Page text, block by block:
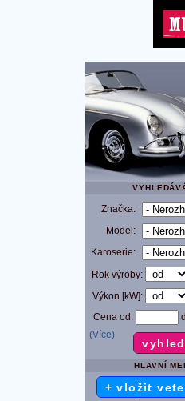
Značka:
Model:
Karoserie:
Rok výroby:
Výkon [kW]:
Cena od:
(Více)
HLAVNÍ
+ vložit